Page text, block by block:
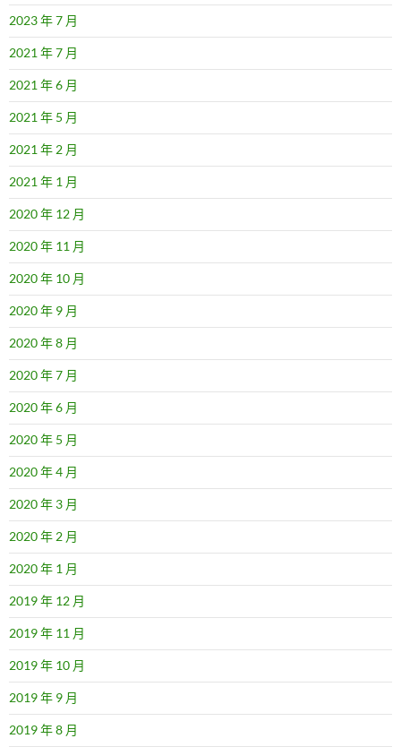
2023 年 7 月
2021 年 7 月
2021 年 6 月
2021 年 5 月
2021 年 2 月
2021 年 1 月
2020 年 12 月
2020 年 11 月
2020 年 10 月
2020 年 9 月
2020 年 8 月
2020 年 7 月
2020 年 6 月
2020 年 5 月
2020 年 4 月
2020 年 3 月
2020 年 2 月
2020 年 1 月
2019 年 12 月
2019 年 11 月
2019 年 10 月
2019 年 9 月
2019 年 8 月